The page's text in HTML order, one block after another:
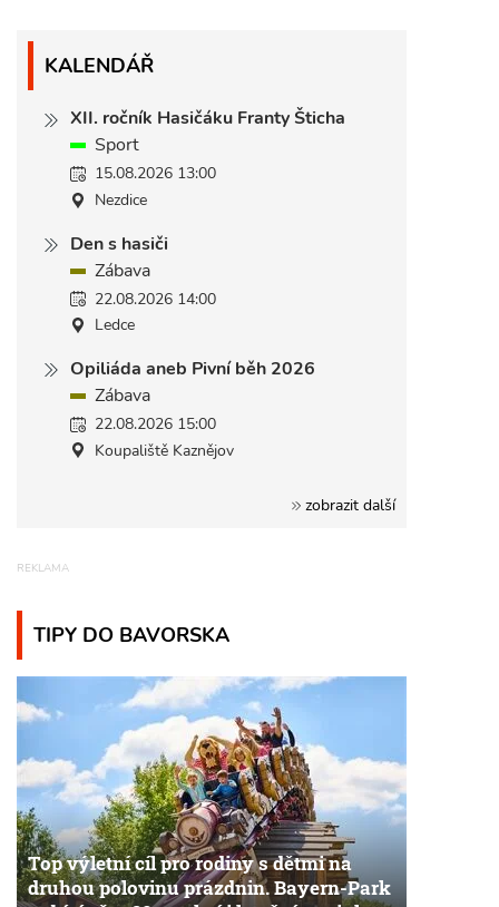
KALENDÁŘ
XII. ročník Hasičáku Franty Šticha
Sport
15.08.2026 13:00
Nezdice
Den s hasiči
Zábava
22.08.2026 14:00
Ledce
Opiliáda aneb Pivní běh 2026
Zábava
22.08.2026 15:00
Koupaliště Kaznějov
zobrazit další
TIPY DO BAVORSKA
Top výletní cíl pro rodiny s dětmi na
druhou polovinu prázdnin. Bayern-Park